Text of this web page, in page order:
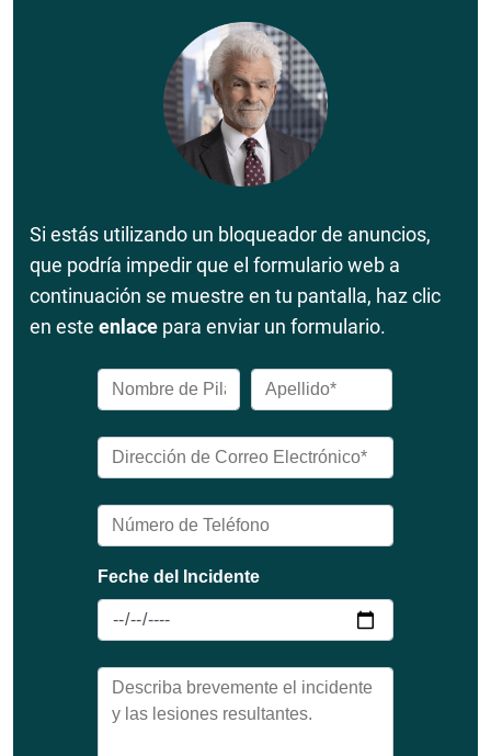
Si estás utilizando un bloqueador de anuncios,
que podría impedir que el formulario web a
continuación se muestre en tu pantalla, haz clic
en este enlace para enviar un formulario.